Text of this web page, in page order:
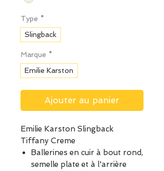
Type *
Slingback
Marque *
Emilie Karston
Ajouter au panier
Emilie Karston Slingback
Tiffany Creme
Ballerines en cuir à bout rond,
semelle plate et à l'arrière